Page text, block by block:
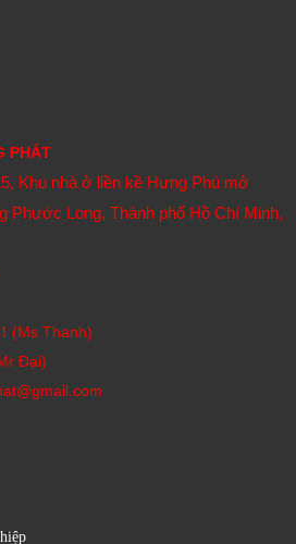
PHÁT
Khu nhà ở liền kề Hưng Phú mở
Phước Long, Thành phố Hồ Chí Minh,
(Ms Thanh)
Đại)